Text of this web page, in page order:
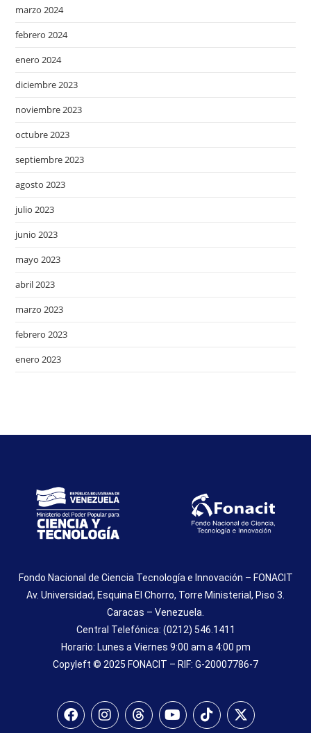
marzo 2024
febrero 2024
enero 2024
diciembre 2023
noviembre 2023
octubre 2023
septiembre 2023
agosto 2023
julio 2023
junio 2023
mayo 2023
abril 2023
marzo 2023
febrero 2023
enero 2023
Fondo Nacional de Ciencia Tecnología e Innovación – FONACIT
Av. Universidad, Esquina El Chorro, Torre Ministerial, Piso 3.
Caracas – Venezuela.
Central Telefónica: (0212) 546.1411
Horario: Lunes a Viernes 9:00 am a 4:00 pm
Copyleft © 2025 FONACIT – RIF: G-20007786-7